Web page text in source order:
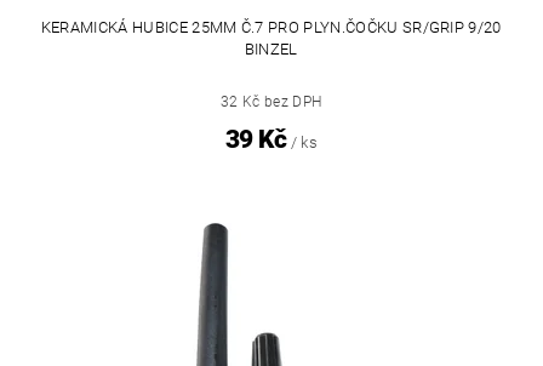
KERAMICKÁ HUBICE 25MM Č.7 PRO PLYN.ČOČKU SR/GRIP 9/20
BINZEL
32 Kč bez DPH
39 Kč / ks